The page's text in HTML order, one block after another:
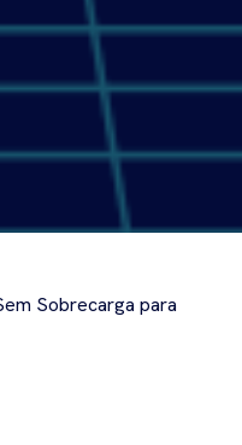
Sobrecarga para